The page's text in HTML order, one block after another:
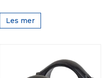
Les mer